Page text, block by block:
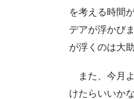
を考える時間
デアが浮かび
が浮くのは大
また、今月
けたらいいか